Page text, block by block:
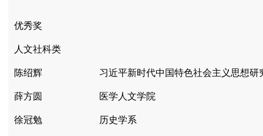
优秀奖
人文社科类
陈绍辉 习近平新时代中国特色社会主义思想研
薛方圆 医学人文学院
徐冠勉 历史学系